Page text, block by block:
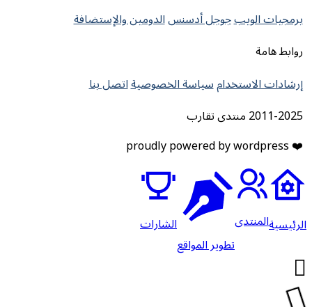
برمجيات الويبجوجل أدسنسالدومين والإستضافة
روابط هامة
إرشادات الاستخدامسياسة الخصوصيةاتصل بنا
2011-2025 منتدى تقارب
❤️ proudly powered by wordpress
الرئيسيةالمنتدى
تطوير المواقع
الشارات